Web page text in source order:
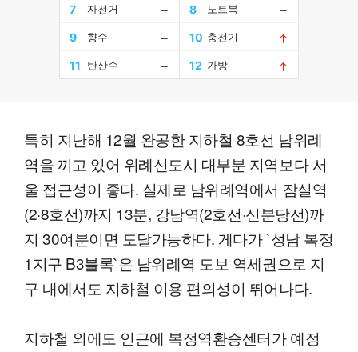
특히 지난해 12월 완공한 지하철 8호선 남위례
역을 끼고 있어 위례신도시 대부분 지역보다 서
울 접근성이 좋다. 실제로 남위례역에서 잠실역
(2·8호선)까지 13분, 강남역(2호선·신분당선)까
지 30여분이면 도달가능하다. 게다가 `성남 복정
1지구 B3블록`은 남위례역 도보 역세권으로 지
구 내에서도 지하철 이용 편의성이 뛰어나다.
지하철 외에도 인근에 복정역환승센터가 예정